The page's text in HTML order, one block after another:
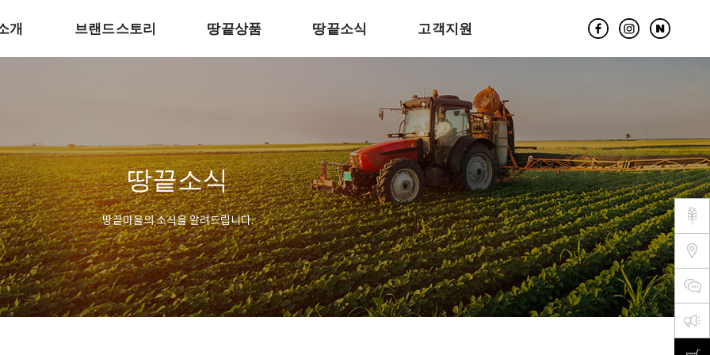
개 브랜드스토리 땅끝상품 땅끝소식 고객지원
땅끝소식
땅끝마을의 소식을 알려드립니다.